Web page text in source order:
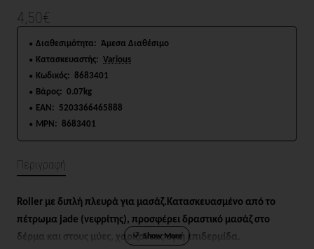
4,50€
Διαθεσιμότητα: Άμεσα Διαθέσιμο
Κατασκευαστής: Various
Κωδικός: 8683401
Βάρος: 0.07kg
EAN: 5203366465888
MPN: 8683401
Περιγραφή
Roller με διπλή πλευρά για μασάζ. Κατασκευασμένο από το
πέτρωμα jade (νεφρίτης), προσφέρει δραστικό μασάζ στο
δέρμα και στους μύες, χαρίζοντας υγιή επιδερμίδα.